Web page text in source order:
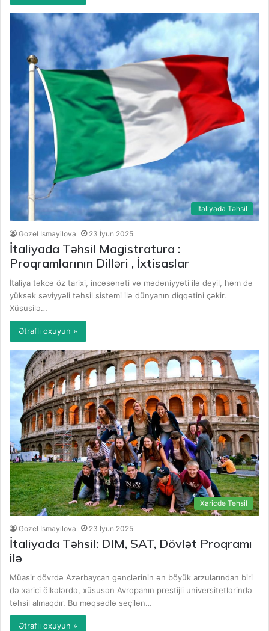
İtaliyada Təhsil
Gozel Ismayilova 23 İyun 2025
İtaliyada Təhsil Magistratura :
Proqramlarının Dilləri , İxtisaslar
İtaliya təkcə öz tarixi, incəsənəti və mədəniyyəti ilə deyil, həm də
yüksək səviyyəli təhsil sistemi ilə dünyanın diqqətini çəkir.
Xüsusilə…
Ətraflı oxuyun »
Xaricdə Təhsil
Gozel Ismayilova 23 İyun 2025
İtaliyada Təhsil: DIM, SAT, Dövlət Proqramı
ilə
Müasir dövrdə Azərbaycan gənclərinin ən böyük arzularından biri
də xarici ölkələrdə, xüsusən Avropanın prestijli universitetlərində
təhsil almaqdır. Bu məqsədlə seçilən…
Ətraflı oxuyun »